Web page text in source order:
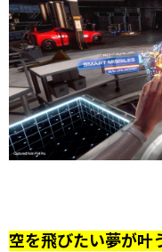
空を飛びたい夢が叶